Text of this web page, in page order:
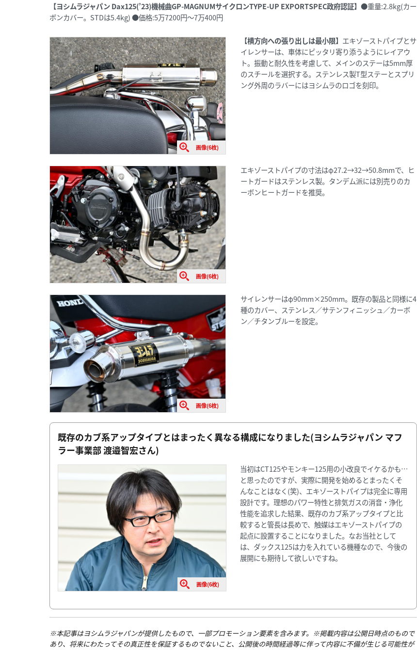
【ヨシムラジャパン Dax125(’23)機械曲GP-MAGNUMサイクロンTYPE-UP EXPORTSPEC政府認証】 ●重量:2.8kg(カー
ボンカバー。STDは5.4kg) ●価格:5万7200円～7万400円
画像(6枚)
【横方向への張り出しは最小限】 エキゾーストパイプとサ
イレンサーは、車体にピッタリ寄り添うようにレイアウ
ト。振動と耐久性を考慮して、メインのステーは5mm厚
のスチールを選択する。ステンレス製T型ステーとスプリ
ング外周のラバーにはヨシムラのロゴを刻印。
画像(6枚)
エキゾーストパイプの寸法はφ27.2→32→50.8mmで、ヒ
ートガードはステンレス製。タンデム派には別売りのカ
ーボンヒートガードを推奨。
画像(6枚)
サイレンサーはφ90mm×250mm。既存の製品と同様に4
種のカバー、ステンレス／サテンフィニッシュ／カーボ
ン／チタンブルーを設定。
既存のカブ系アップタイプとはまったく異なる構成になりました(ヨシムラジャパン マフ
ラー事業部 渡邉智宏さん)
画像(6枚)
当初はCT125やモンキー125用の小改良でイケるかも…
と思ったのですが、実際に開発を始めるとまったくそ
んなことはなく(笑)、エキゾーストパイプは完全に専用
設計です。理想のパワー特性と排気ガスの消音・浄化
性能を追求した結果、既存のカブ系アップタイプと比
較すると管長は長めで、触媒はエキゾーストパイプの
起点に設置することになりました。なお当社として
は、ダックス125は力を入れている機種なので、今後の
展開にも期待して欲しいですね。
※本記事はヨシムラジャパンが提供したもので、一部プロモーション要素を含みます。※掲載内容は公開日時点のもので
あり、将来にわたってその真正性を保証するものでないこと、公開後の時間経過等に伴って内容に不備が生じる可能性が